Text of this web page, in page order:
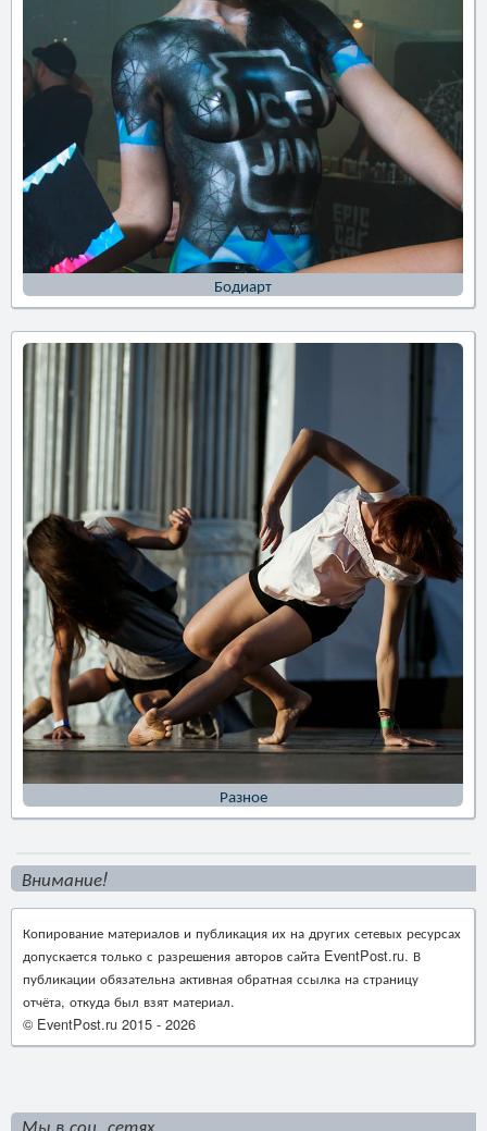
Бодиарт
Разное
Внимание!
Копирование материалов и публикация их на других сетевых ресурсах
допускается только с разрешения авторов сайта EventPost.ru. В
публикации обязательна активная обратная ссылка на страницу
отчёта, откуда был взят материал.
© EventPost.ru 2015 - 2026
Мы в соц. сетях